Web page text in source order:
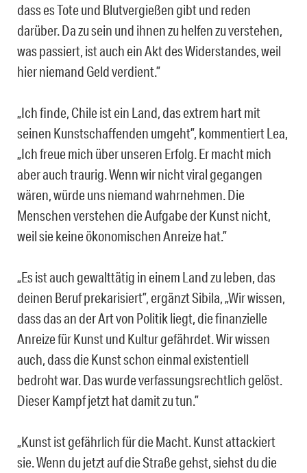
dass es Tote und Blutvergießen gibt und reden
darüber. Da zu sein und ihnen zu helfen zu verstehen,
was passiert, ist auch ein Akt des Widerstandes, weil
hier niemand Geld verdient.”
„Ich finde, Chile ist ein Land, das extrem hart mit
seinen Kunstschaffenden umgeht”, kommentiert Lea,
„Ich freue mich über unseren Erfolg. Er macht mich
aber auch traurig. Wenn wir nicht viral gegangen
wären, würde uns niemand wahrnehmen. Die
Menschen verstehen die Aufgabe der Kunst nicht,
weil sie keine ökonomischen Anreize hat.”
„Es ist auch gewalttätig in einem Land zu leben, das
deinen Beruf prekarisiert”, ergänzt Sibila, „Wir wissen,
dass das an der Art von Politik liegt, die finanzielle
Anreize für Kunst und Kultur gefährdet. Wir wissen
auch, dass die Kunst schon einmal existentiell
bedroht war. Das wurde verfassungsrechtlich gelöst.
Dieser Kampf jetzt hat damit zu tun.”
„Kunst ist gefährlich für die Macht. Kunst attackiert
sie. Wenn du jetzt auf die Straße gehst, siehst du die